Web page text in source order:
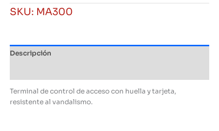
SKU: MA300
Descripción
Terminal de control de acceso con huella y tarjeta,
resistente al vandalismo.